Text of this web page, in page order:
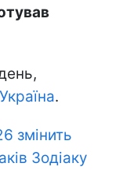
.
змінить
Зодіаку